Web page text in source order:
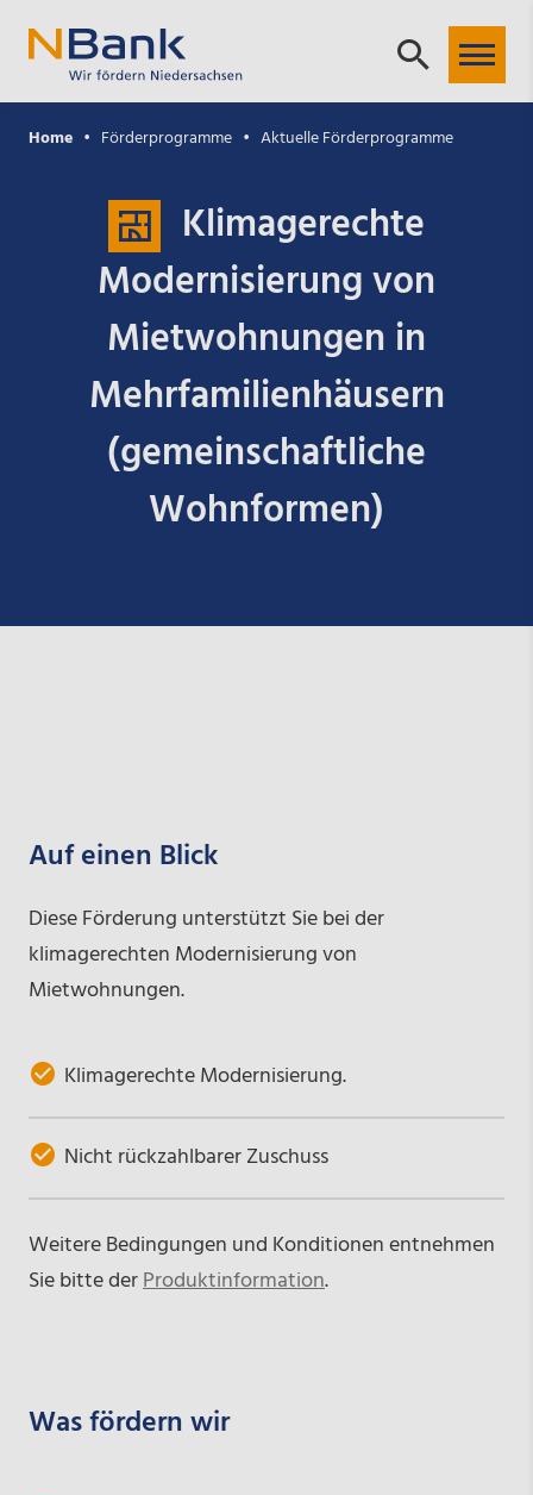
Home Förderprogramme Aktuelle Förderprogramme
Klimagerechte
Modernisierung von
Mietwohnungen in
Mehrfamilienhäusern
(gemeinschaftliche
Wohnformen)
Auf einen Blick
Diese Förderung unterstützt Sie bei der
klimagerechten Modernisierung von
Mietwohnungen.
Klimagerechte Modernisierung.
Nicht rückzahlbarer Zuschuss
Weitere Bedingungen und Konditionen entnehmen
Sie bitte derProduktinformation.
Was fördern wir